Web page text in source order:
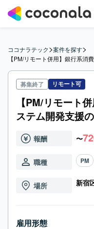
ココナラテック>案件を探す>
【PM/リモート併用】銀行系消
募集終了 リモート可
【PM/リモート
ステム開発支援
報酬 〜
職種 PM
場所 新宿
雇用形態